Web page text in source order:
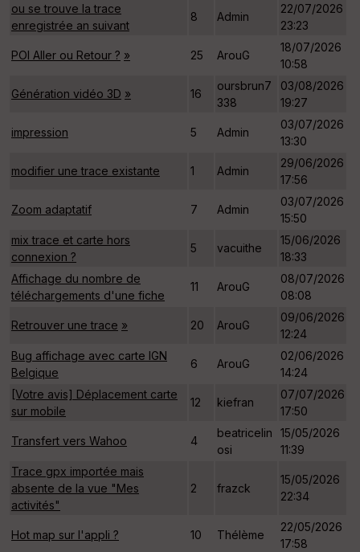
ou se trouve la trace
enregistrée an suivant
8 Admin
22/07/2026
23:23
POI Aller ou Retour ? » 25 ArouG
18/07/2026
10:58
Génération vidéo 3D » 16
oursbrun7
338
03/08/2026
19:27
impression 5 Admin
03/07/2026
13:30
modifier une trace existante 1 Admin
29/06/2026
17:56
Zoom adaptatif 7 Admin
03/07/2026
15:50
mix trace et carte hors
connexion ?
5 vacuithe
15/06/2026
18:33
Affichage du nombre de
téléchargements d'une fiche
11 ArouG
08/07/2026
08:08
Retrouver une trace » 20 ArouG
09/06/2026
12:24
Bug affichage avec carte IGN
Belgique
6 ArouG
02/06/2026
14:24
[Votre avis] Déplacement carte
sur mobile
12 kiefran
07/07/2026
17:50
Transfert vers Wahoo 4
beatricelin
osi
15/05/2026
11:39
Trace gpx importée mais
absente de la vue "Mes
activités"
2 frazck
15/05/2026
22:34
Hot map sur l'appli ? 10 Thélème
22/05/2026
17:58